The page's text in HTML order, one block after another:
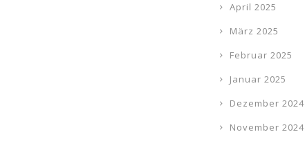
April 2025
März 2025
Februar 2025
Januar 2025
Dezember 2024
November 2024